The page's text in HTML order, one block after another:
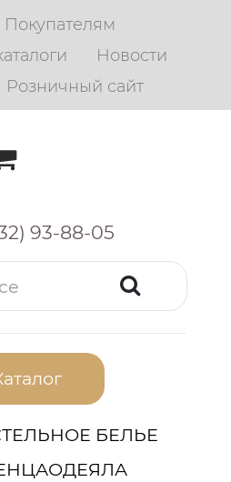
Покупателям
Новости
Розничный сайт
93-88-05
БЕЛЬЕ
ОДЕЯЛА